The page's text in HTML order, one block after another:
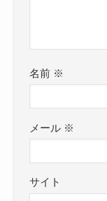
名前 ※
メール ※
サイト